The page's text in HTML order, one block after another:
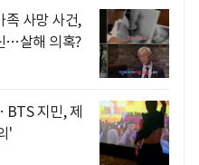
족 사망 사건,
…살해 의혹?
지민, 제
'